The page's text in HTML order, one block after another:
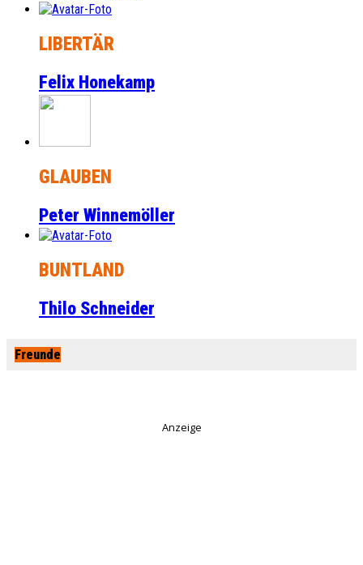
LIBERTÄR
Felix Honekamp
GLAUBEN
Peter Winnemöller
BUNTLAND
Thilo Schneider
Freunde
Anzeige